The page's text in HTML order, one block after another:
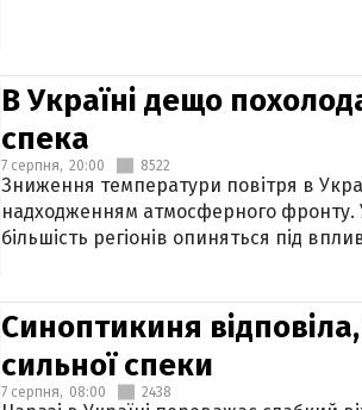
В Україні дещо
спека
7 серпня, 20:00 8522
Зниження температури повітря в
надходженням атмосферного фронту.
більшість регіонів опиняться під
Синоптикиня
сильної спеки
7 серпня, 08:00 2438